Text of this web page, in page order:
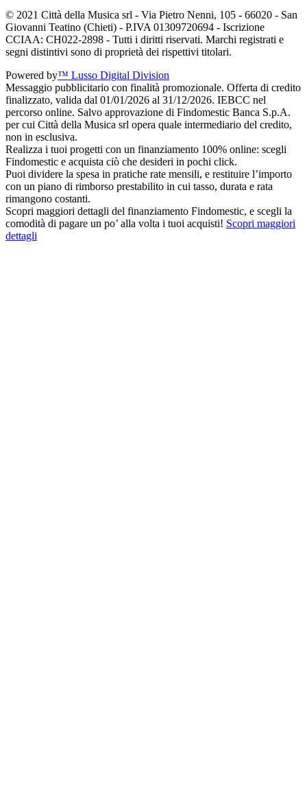
© 2021 Città della Musica srl - Via Pietro Nenni, 105 - 66020 - San
Giovanni Teatino (Chieti) - P.IVA 01309720694 - Iscrizione
CCIAA: CH022-2898 - Tutti i diritti riservati. Marchi registrati e
segni distintivi sono di proprietà dei rispettivi titolari.
Powered by™ Lusso Digital Division
Messaggio pubblicitario con finalità promozionale. Offerta di credito
finalizzato, valida dal 01/01/2026 al 31/12/2026. IEBCC nel
percorso online. Salvo approvazione di Findomestic Banca S.p.A.
per cui Città della Musica srl opera quale intermediario del credito,
non in esclusiva.
Realizza i tuoi progetti con un finanziamento 100% online: scegli
Findomestic e acquista ciò che desideri in pochi click.
Puoi dividere la spesa in pratiche rate mensili, e restituire l’importo
con un piano di rimborso prestabilito in cui tasso, durata e rata
rimangono costanti.
Scopri maggiori dettagli del finanziamento Findomestic, e scegli la
comodità di pagare un po’ alla volta i tuoi acquisti! Scopri maggiori
dettagli